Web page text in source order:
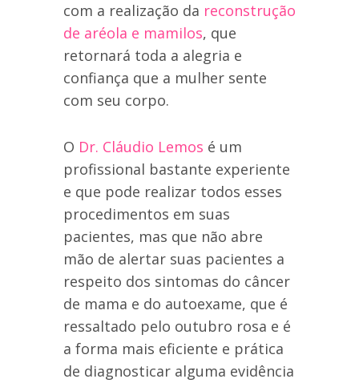
com a realização da reconstrução
de aréola e mamilos, que
retornará toda a alegria e
confiança que a mulher sente
com seu corpo.
O Dr. Cláudio Lemos é um
profissional bastante experiente
e que pode realizar todos esses
procedimentos em suas
pacientes, mas que não abre
mão de alertar suas pacientes a
respeito dos sintomas do câncer
de mama e do autoexame, que é
ressaltado pelo outubro rosa e é
a forma mais eficiente e prática
de diagnosticar alguma evidência